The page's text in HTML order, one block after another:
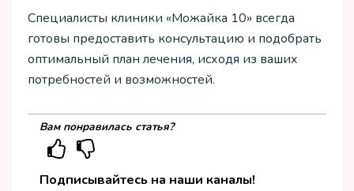
Специалисты клиники «Можайка 10» всегда
готовы предоставить консультацию и подобрать
оптимальный план лечения, исходя из ваших
потребностей и возможностей.
Вам понравилась статья?
Подписывайтесь на наши каналы!